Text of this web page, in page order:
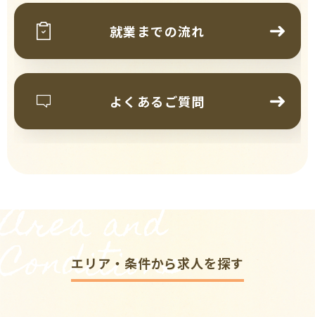
就業までの流れ
よくあるご質問
Area and
Conditions
エリア・条件から求人を探す